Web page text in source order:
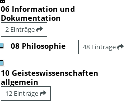
06 Information und
Dokumentation
2 Einträge
08 Philosophie 48 Einträge
10 Geisteswissenschaften
allgemein
12 Einträge